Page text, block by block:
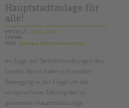
alltag
Hauptstadtzulage für
alle!
ERSTELLT 26.03.2024
THEMA
VON
Barbara Brecht-Hadraschek
Im Zuge der Tarifverhandlungen des
Landes Berlin hatte sich endlich
Bewegung in der Frage um die
versprochene Zahlung der so
genannten Hauptstadtzulage